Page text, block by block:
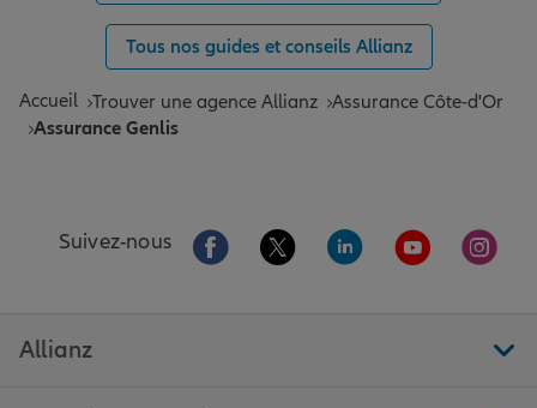
Tous nos guides et conseils Allianz
Accueil Trouver une agence Allianz Assurance Côte-d'Or
Assurance Genlis
Suivez-nous Aller sur la page Facebook de Allianz
Aller sur la page Twitter de
Aller sur la page
Aller sur la
Aller
Allianz